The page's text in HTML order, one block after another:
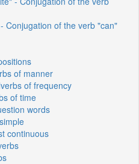
Conjugation of the verb "can"
of manner
of frequency
of time
words
continuous